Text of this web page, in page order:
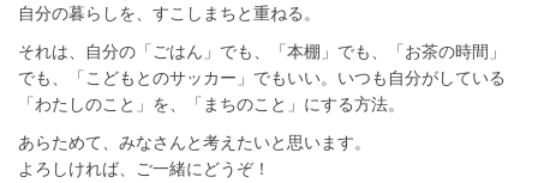
自分の暮らしを、すこしまちと重ねる。
それは、自分の「ごはん」でも、「本棚」でも、「お茶の時間」
でも、「こどもとのサッカー」でもいい。いつも自分がしている
「わたしのこと」を、「まちのこと」にする方法。
あらためて、みなさんと考えたいと思います。
よろしければ、ご一緒にどうぞ！